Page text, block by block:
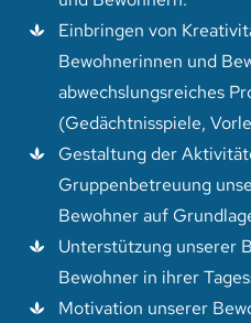
Einbringen von
Bewohnerinnen und
abwechslungsreiches
(Gedächtnisspiele,
Gestaltung der
Gruppenbetreuung
Bewohner auf
Unterstützung unserer
Bewohner in ihrer
Motivation unserer